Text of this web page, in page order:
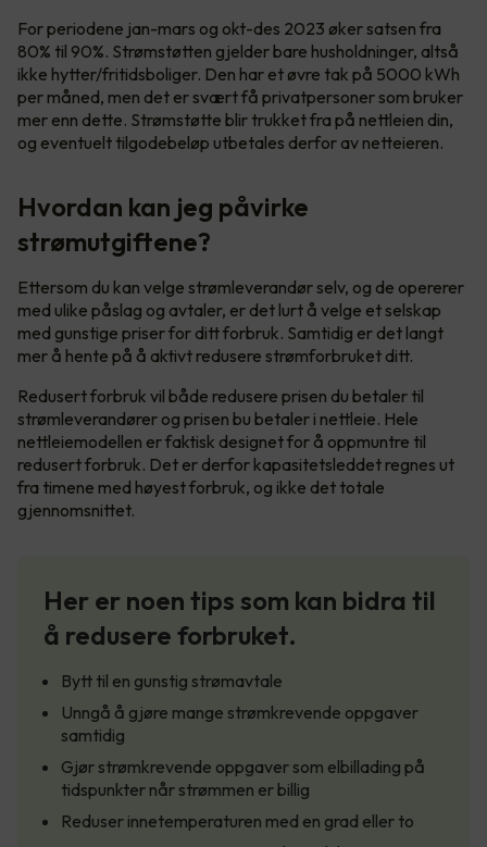
For periodene jan-mars og okt-des 2023 øker satsen fra
80% til 90%. Strømstøtten gjelder bare husholdninger, altså
ikke hytter/fritidsboliger. Den har et øvre tak på 5000 kWh
per måned, men det er svært få privatpersoner som bruker
mer enn dette. Strømstøtte blir trukket fra på nettleien din,
og eventuelt tilgodebeløp utbetales derfor av netteieren.
Hvordan kan jeg påvirke
strømutgiftene?
Ettersom du kan velge strømleverandør selv, og de opererer
med ulike påslag og avtaler, er det lurt å velge et selskap
med gunstige priser for ditt forbruk. Samtidig er det langt
mer å hente på å aktivt redusere strømforbruket ditt.
Redusert forbruk vil både redusere prisen du betaler til
strømleverandører og prisen bu betaler i nettleie. Hele
nettleiemodellen er faktisk designet for å oppmuntre til
redusert forbruk. Det er derfor kapasitetsleddet regnes ut
fra timene med høyest forbruk, og ikke det totale
gjennomsnittet.
Her er noen tips som kan bidra til
å redusere forbruket.
Bytt til en gunstig strømavtale
Unngå å gjøre mange strømkrevende oppgaver
samtidig
Gjør strømkrevende oppgaver som elbillading på
tidspunkter når strømmen er billig
Reduser innetemperaturen med en grad eller to